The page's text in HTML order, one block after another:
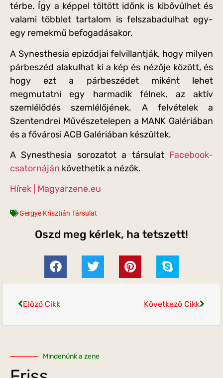
térbe. Így a képpel töltött időnk is kibővülhet és
valami többlet tartalom is felszabadulhat egy-
egy remekmű befogadásakor.
A Synesthesia epizódjai felvillantják, hogy milyen
párbeszéd alakulhat ki a kép és nézője között, és
hogy ezt a párbeszédet miként lehet
megmutatni egy harmadik félnek, az aktív
szemlélődés szemlélőjének. A felvételek a
Szentendrei Művészetelepen a MANK Galériában
és a fővárosi ACB Galériában készültek.
A Synesthesia sorozatot a társulat Facebook-
csatornáján követhetik a nézők.
Hírek | Magyarzene.eu
Gergye Krisztián Társulat
Oszd meg kérlek, ha tetszett!
Előző Cikk Következő Cikk
Mindenünk a zene